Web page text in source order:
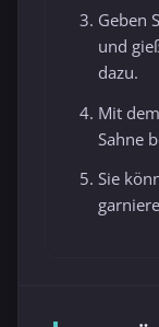
Geben
und
dazu.
Mit
Sahne
Sie